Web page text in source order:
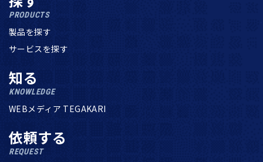
PRODUCTS
製品を探す
サービスを探す
知る
KNOWLEDGE
WEBメディア TEGAKARI
依頼する
REQUEST